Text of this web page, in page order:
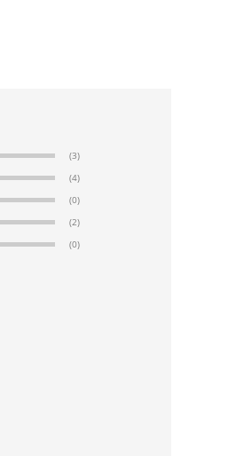
(3)
(4)
(0)
(2)
(0)